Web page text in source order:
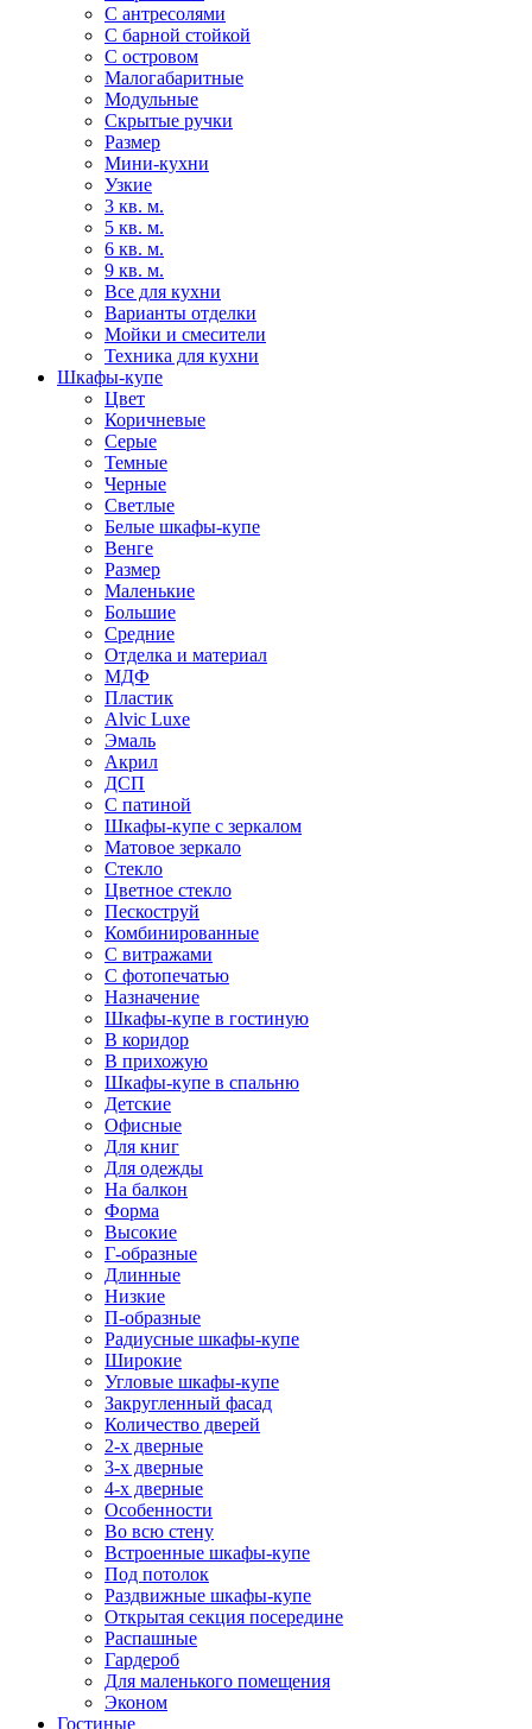
С антресолями
С барной стойкой
С островом
Малогабаритные
Модульные
Скрытые ручки
Размер
Мини-кухни
Узкие
3 кв. м.
5 кв. м.
6 кв. м.
9 кв. м.
Все для кухни
Варианты отделки
Мойки и смесители
Техника для кухни
Шкафы-купе
Цвет
Коричневые
Серые
Темные
Черные
Светлые
Белые шкафы-купе
Венге
Размер
Маленькие
Большие
Средние
Отделка и материал
МДФ
Пластик
Alvic Luxe
Эмаль
Акрил
ДСП
С патиной
Шкафы-купе с зеркалом
Матовое зеркало
Стекло
Цветное стекло
Пескоструй
Комбинированные
С витражами
С фотопечатью
Назначение
Шкафы-купе в гостиную
В коридор
В прихожую
Шкафы-купе в спальню
Детские
Офисные
Для книг
Для одежды
На балкон
Форма
Высокие
Г-образные
Длинные
Низкие
П-образные
Радиусные шкафы-купе
Широкие
Угловые шкафы-купе
Закругленный фасад
Количество дверей
2-х дверные
3-х дверные
4-х дверные
Особенности
Во всю стену
Встроенные шкафы-купе
Под потолок
Раздвижные шкафы-купе
Открытая секция посередине
Распашные
Гардероб
Для маленького помещения
Эконом
Гостиные